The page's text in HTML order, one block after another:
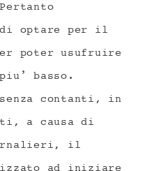
optare per il
poter usufruire
basso.
contanti, in
a causa di
il